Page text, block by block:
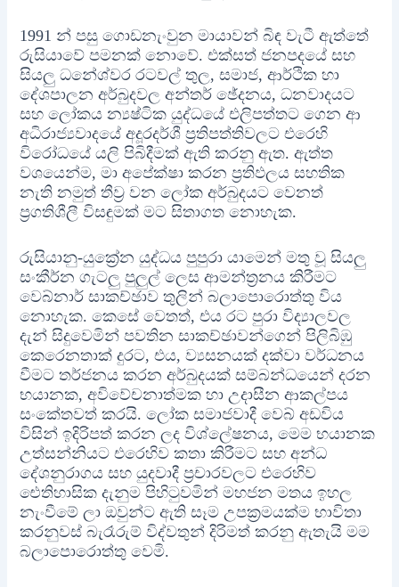
1991 න් පසු ගොඩනැංවුන මායාවන් බිඳ වැටී ඇත්තේ
රුසියාවේ පමනක් නොවේ. එක්සත් ජනපදයේ සහ
සියලු ධනේශ්වර රටවල් තුල, සමාජ, ආර්ථික හා
දේශපාලන අර්බුදවල අන්තර් ඡේදනය, ධනවාදයට
සහ ලෝකය න්‍යෂ්ටික යුද්ධයේ එලිපත්තට ගෙන ආ
අධිරාජ්‍යවාදයේ අදූරදර්ශී ප්‍රතිපත්තිවලට එරෙහි
විරෝධයේ යලි පිබිදීමක් ඇති කරනු ඇත. ඇත්ත
වශයෙන්ම, මා අපේක්ෂා කරන ප්‍රතිඵලය සහතික
නැති නමුත් තීව්‍ර වන ලෝක අර්බුදයට වෙනත්
ප්‍රගතිශීලී විසඳුමක් මට සිතාගත නොහැක.
රුසියානු-යුක්‍රේන යුද්ධය පුපුරා යාමෙන් මතු වූ සියලු
සංකීර්න ගැටලු පුලුල් ලෙස ආමන්ත්‍රනය කිරීමට
වෙබ්නාර් සාකච්ඡාව තුලින් බලාපොරොත්තු විය
නොහැක. කෙසේ වෙතත්, එය රට පුරා විද්‍යාලවල
දැන් සිදුවෙමින් පවතින සාකච්ඡාවන්ගෙන් පිලිබිඹු
කෙරෙනතාක් දුරට, එය, ව්‍යසනයක් දක්වා වර්ධනය
වීමට තර්ජනය කරන අර්බුදයක් සම්බන්ධයෙන් දරන
භයානක, අවිවේචනාත්මක හා උදාසීන ආකල්පය
සංකේතවත් කරයි. ලෝක සමාජවාදී වෙබ් අඩවිය
විසින් ඉදිරිපත් කරන ලද විශ්ලේෂනය, මෙම භයානක
උත්සන්නියට එරෙහිව කතා කිරීමට සහ අන්ධ
දේශනුරාගය සහ යුදවාදී ප්‍රචාරවලට එරෙහිව
ඓතිහාසික දැනුම පිහිටුවමින් මහජන මතය ඉහල
නැංවීමේ ලා ඔවුන්ට ඇති සෑම උපක්‍රමයක්ම භාවිතා
කරනුවස් බැරෑරුම් විද්වතුන් දිරිමත් කරනු ඇතැයි මම
බලාපොරොත්තු වෙමි.